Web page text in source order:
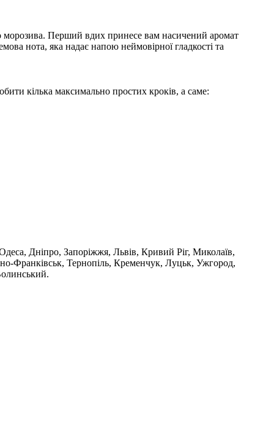
морозива. Перший вдих принесе вам насичений аромат
нота, яка надає напою неймовірної гладкості та
кілька максимально простих кроків, а саме:
Дніпро, Запоріжжя, Львів, Кривий Ріг, Миколаїв,
Франківськ, Тернопіль, Кременчук, Луцьк, Ужгород,